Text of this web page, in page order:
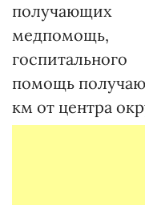
получающих
помощь
км от центра